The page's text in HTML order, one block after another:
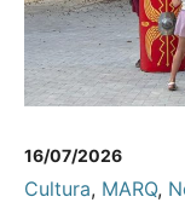
16/07/2026
Cultura, MARQ,